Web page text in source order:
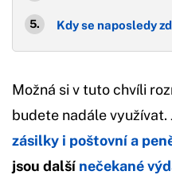
Kdy se naposledy
Možná si v tuto chvíli
budete nadále využívat.
zásilky i poštovní a
jsou další nečekané